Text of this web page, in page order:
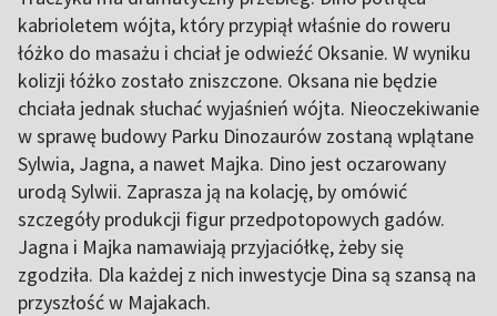
kabrioletem wójta, który przypiął właśnie do roweru
łóżko do masażu i chciał je odwieźć Oksanie. W wyniku
kolizji łóżko zostało zniszczone. Oksana nie będzie
chciała jednak słuchać wyjaśnień wójta. Nieoczekiwanie
w sprawę budowy Parku Dinozaurów zostaną wplątane
Sylwia, Jagna, a nawet Majka. Dino jest oczarowany
urodą Sylwii. Zaprasza ją na kolację, by omówić
szczegóły produkcji figur przedpotopowych gadów.
Jagna i Majka namawiają przyjaciółkę, żeby się
zgodziła. Dla każdej z nich inwestycje Dina są szansą na
przyszłość w Majakach.